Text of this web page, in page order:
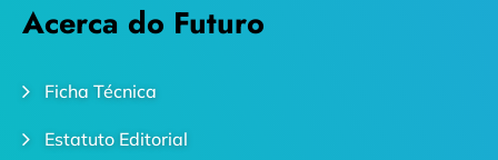
Acerca do Futuro
Ficha Técnica
Estatuto Editorial